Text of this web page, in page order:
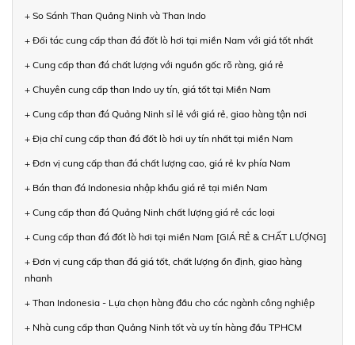
+ So Sánh Than Quảng Ninh và Than Indo
+ Đối tác cung cấp than đá đốt lò hơi tại miền Nam với giá tốt nhất
+ Cung cấp than đá chất lượng với nguồn gốc rõ ràng, giá rẻ
+ Chuyên cung cấp than Indo uy tín, giá tốt tại Miền Nam
+ Cung cấp than đá Quảng Ninh sỉ lẻ với giá rẻ, giao hàng tận nơi
+ Địa chỉ cung cấp than đá đốt lò hơi uy tín nhất tại miền Nam
+ Đơn vị cung cấp than đá chất lượng cao, giá rẻ kv phía Nam
+ Bán than đá Indonesia nhập khẩu giá rẻ tại miền Nam
+ Cung cấp than đá Quảng Ninh chất lượng giá rẻ các loại
+ Cung cấp than đá đốt lò hơi tại miền Nam [GIÁ RẺ & CHẤT LƯỢNG]
+ Đơn vị cung cấp than đá giá tốt, chất lượng ổn định, giao hàng
nhanh
+ Than Indonesia - Lựa chọn hàng đầu cho các ngành công nghiệp
+ Nhà cung cấp than Quảng Ninh tốt và uy tín hàng đầu TPHCM